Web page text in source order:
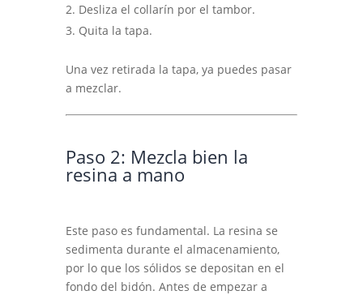
Desliza el collarín por el tambor.
Quita la tapa.
Una vez retirada la tapa, ya puedes pasar
a mezclar.
Paso 2: Mezcla bien la
resina a mano
Este paso es fundamental. La resina se
sedimenta durante el almacenamiento,
por lo que los sólidos se depositan en el
fondo del bidón. Antes de empezar a